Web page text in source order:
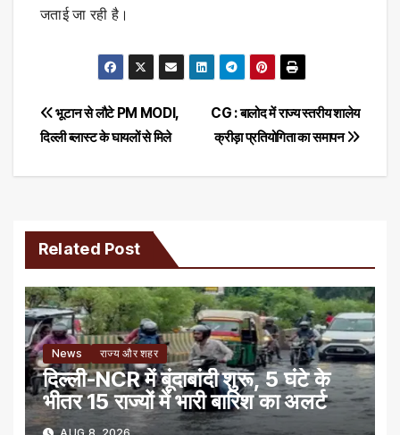
जताई जा रही है।
Post
navigation
CG : बालोद में राज्य स्तरीय शालेय
क्रीड़ा प्रतियोगिता का समापन
भूटान से लौटे PM MODI,
दिल्ली ब्लास्ट के घायलों से मिले
Related Post
News राज्य और शहर
दिल्ली-NCR में बूंदाबांदी शुरू, 5 घंटे के
भीतर 15 राज्यों में भारी बारिश का अलर्ट